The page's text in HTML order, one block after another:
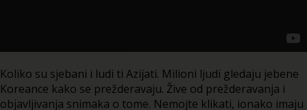
Koliko su sjebani i ludi ti Azijati. Milioni ljudi gledaju jebene
Koreance kako se prežderavaju. Žive od prežderavanja i
objavljivanja snimaka o tome. Nemojte klikati, ionako imaju